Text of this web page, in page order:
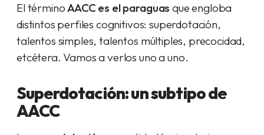
El términoAACC es el paraguas que engloba
distintos perfiles cognitivos: superdotación,
talentos simples, talentos múltiples, precocidad,
etcétera. Vamos a verlos uno a uno.
Superdotación: un subtipo de
AACC